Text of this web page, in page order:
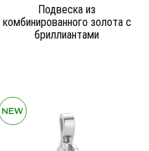
Подвеска из
комбинированного золота c
бриллиантами